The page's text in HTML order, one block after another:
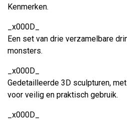
Kenmerken.
_x000D_
Een set van drie verzamelbare
monsters.
_x000D_
Gedetailleerde 3D sculpturen,
voor veilig en praktisch gebruik.
_x000D_